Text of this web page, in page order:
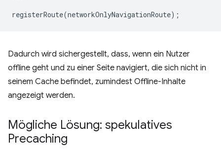
registerRoute(networkOnlyNavigationRoute);
Dadurch wird sichergestellt, dass, wenn ein Nutzer
offline geht und zu einer Seite navigiert, die sich nicht in
seinem Cache befindet, zumindest Offline-Inhalte
angezeigt werden.
Mögliche Lösung: spekulatives
Precaching